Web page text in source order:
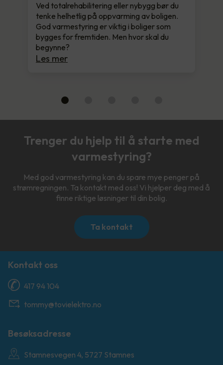
Ved totalrehabilitering eller nybygg bør du
tenke helhetlig på oppvarming av boligen.
God varmestyring er viktig i boliger som
bygges for fremtiden. Men hvor skal du
begynne?
Les mer
Trenger du hjelp til å starte med
varmestyring?
Med god varmestyring kan du spare mye penger på
strømregningen. Ta kontakt med oss! Vi hjelper deg med å
finne riktige løsninger til din bolig.
Ta kontakt
Kontakt oss
417 94 104
tommy@tovielektro.no
Besøksadresse
Stamnesvegen 4, 5727 Stamnes